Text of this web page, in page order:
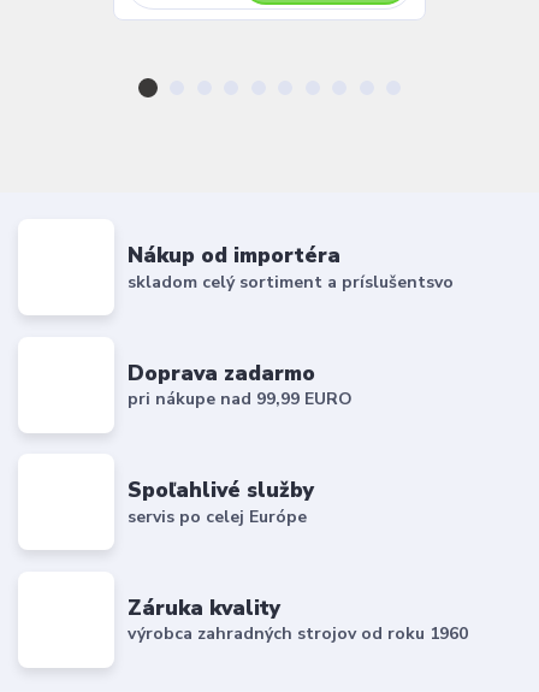
Nákup od importéra
skladom celý sortiment a príslušentsvo
Doprava zadarmo
pri nákupe nad 99,99 EURO
Spoľahlivé služby
servis po celej Európe
Záruka kvality
výrobca zahradných strojov od roku 1960